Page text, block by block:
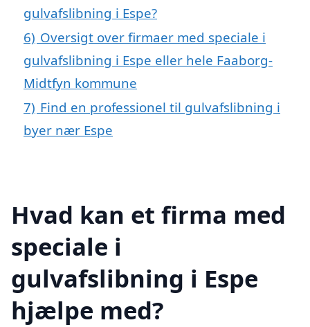
gulvafslibning i Espe?
6) Oversigt over firmaer med speciale i
gulvafslibning i Espe eller hele Faaborg-
Midtfyn kommune
7) Find en professionel til gulvafslibning i
byer nær Espe
Hvad kan et firma med
speciale i
gulvafslibning i Espe
hjælpe med?